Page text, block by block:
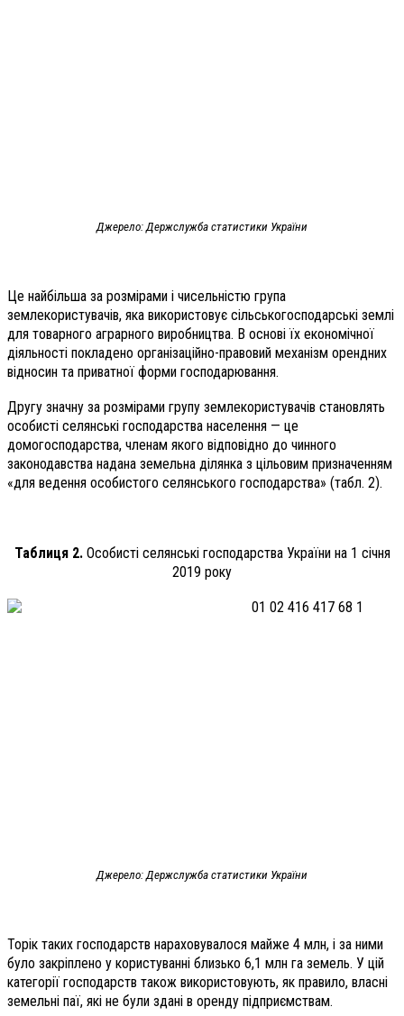
Джерело: Держслужба статистики України
Це найбільша за розмірами і чисельністю група
землекористувачів, яка використовує сільськогосподарські землі
для товарного аграрного виробництва. В основі їх економічної
діяльності покладено організаційно-правовий механізм орендних
відносин та приватної форми господарювання.
Другу значну за розмірами групу землекористувачів становлять
особисті селянські господарства населення — це
домогосподарства, членам якого відповідно до чинного
законодавства надана земельна ділянка з цільовим призначенням
«для ведення особистого селянського господарства» (табл. 2).
Таблиця 2.Особисті селянські господарства України на 1 січня
2019 року
Джерело: Держслужба статистики України
Торік таких господарств нараховувалося майже 4 млн, і за ними
було закріплено у користуванні близько 6,1 млн га земель. У цій
категорії господарств також використовують, як правило, власні
земельні паї, які не були здані в оренду підприємствам.